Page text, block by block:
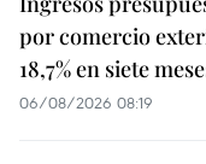
por comercio
18,7% en siete
06/08/2026 08:19